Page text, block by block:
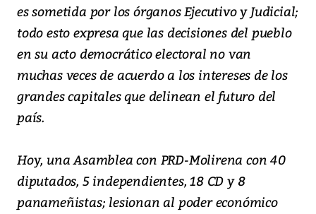
es sometida por los órganos Ejecutivo y Judicial;
todo esto expresa que las decisiones del pueblo
en su acto democrático electoral no van
muchas veces de acuerdo a los intereses de los
grandes capitales que delinean el futuro del
país.
Hoy, una Asamblea con PRD-Molirena con 40
diputados, 5 independientes, 18 CD y 8
panameñistas; lesionan al poder económico